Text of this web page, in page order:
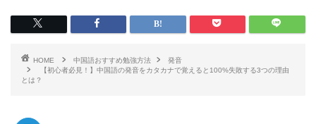
HOME 中国語おすすめ勉強方法
発音
【初心者必見！】中国語の発音をカタカナで覚えると100%失敗する3つの理由
とは？